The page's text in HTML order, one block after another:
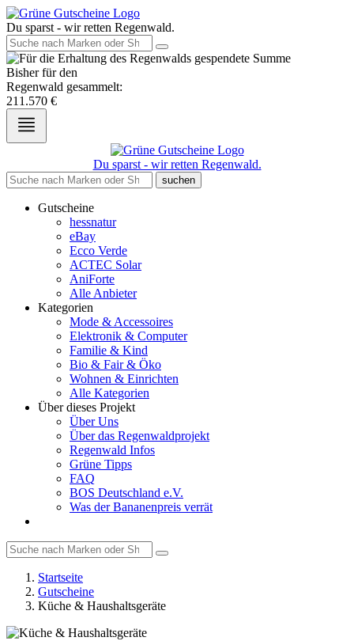
Du sparst - wir retten Regenwald.
Bisher für den
Regenwald gesammelt:
211.570 €
Du sparst - wir retten Regenwald.
suchen
Gutscheine
hessnatur
eBay
Ecco Verde
ACTEC Solar
AniForte
Alle Anbieter
Kategorien
Mode & Accessoires
Elektronik & Computer
Familie & Kind
Bio & Fair & Öko
Wohnen & Einrichten
Alle Kategorien
Über dieses Projekt
Über Uns
Über das Regenwaldprojekt
Regenwald Infos
Grüne Tipps
FAQ
BOS Deutschland e.V.
Was der Bananenpreis verrät
Startseite
Gutscheine
Küche & Haushaltsgeräte